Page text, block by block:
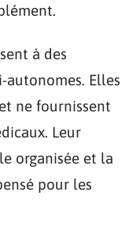
à des
autonomes. Elles
ne fournissent
Leur
organisée et la
pour les